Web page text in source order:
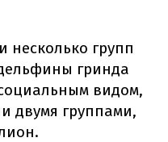
несколько групп
гринда
видом,
двумя группами,